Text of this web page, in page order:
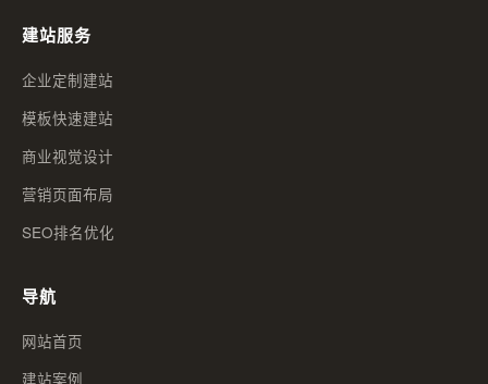
建站服务
企业定制建站
模板快速建站
商业视觉设计
营销页面布局
SEO排名优化
导航
网站首页
建站案例